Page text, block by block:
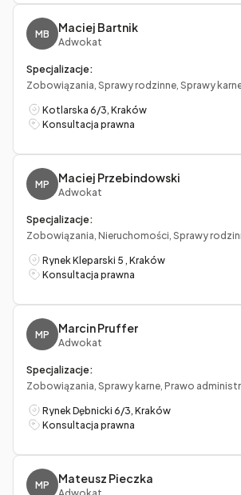
MB Maciej Bartnik
Adwokat
Specjalizacje:
Zobowiązania, Sprawy rodzinne, Sprawy
Kotlarska 6/3, Kraków
Konsultacja prawna
MP Maciej Przebindowski
Adwokat
Specjalizacje:
Zobowiązania, Nieruchomości, Sprawy
Rynek Kleparski 5 , Kraków
Konsultacja prawna
MP Marcin Pruffer
Adwokat
Specjalizacje:
Zobowiązania, Sprawy karne, Prawo
Rynek Dębnicki 6/3, Kraków
Konsultacja prawna
MP Mateusz Pieczka
Adwokat